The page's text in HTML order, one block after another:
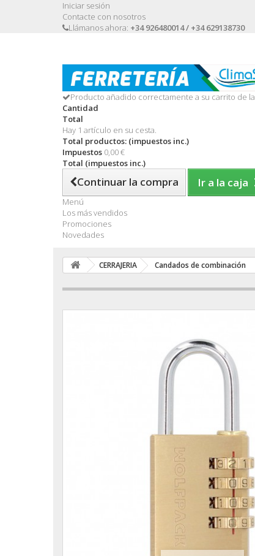
Iniciar sesión
Contacte con nosotros
Llámanos ahora: +34 926480014 / +34 629138730
Producto añadido correctamente a su carrito de
Cantidad
Total
Hay 1 artículo en su cesta.
Total productos: (impuestos inc.)
Impuestos 0,00 €
Total (impuestos inc.)
Continuar la compra Ir a la caja
Menú
Los más vendidos
Promociones
Novedades
CERRAJERIA Candados de combinación